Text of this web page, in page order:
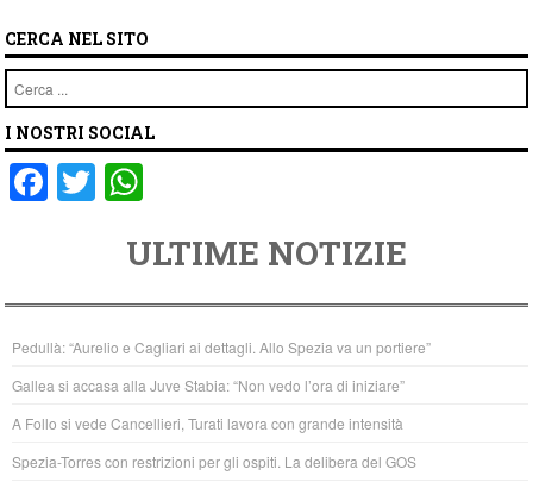
CERCA NEL SITO
Cerca
I NOSTRI SOCIAL
F
e
b
o
o
k
T
er
at
s
A
p
p
ULTIME NOTIZIE
Pedullà: “Aurelio e Cagliari ai dettagli. Allo Spezia va un portiere”
Gallea si accasa alla Juve Stabia: “Non vedo l’ora di iniziare”
A Follo si vede Cancellieri, Turati lavora con grande intensità
Spezia-Torres con restrizioni per gli ospiti. La delibera del GOS